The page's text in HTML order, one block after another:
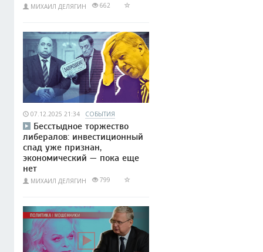
МИХАИЛ ДЕЛЯГИН 662
07.12.2025 21:34 СОБЫТИЯ
Бесстыдное торжество
либералов: инвестиционный
спад уже признан,
экономический — пока еще
нет
МИХАИЛ ДЕЛЯГИН 799